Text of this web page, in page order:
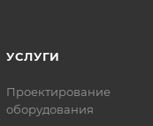
УСЛУГИ
Проектирование
оборудования